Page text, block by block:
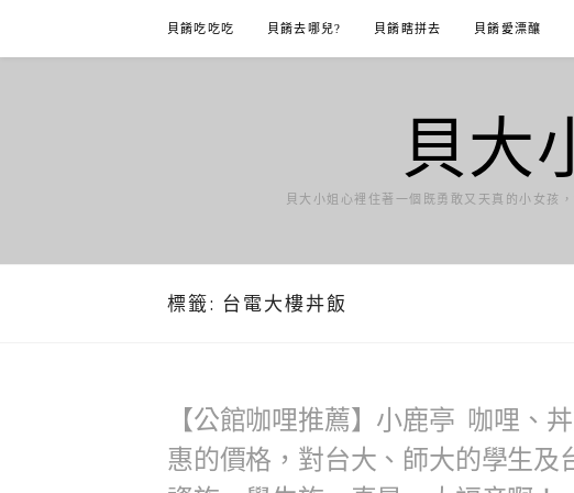
content
貝餚吃吃吃 貝餚去哪兒? 貝餚瞎拼去 貝餚愛漂釀
貝大
貝大小姐心裡住著一個既勇敢又天真的小女孩
標籤: 台電大樓丼飯
【公館咖哩推薦】小鹿亭 咖哩、
惠的價格，對台大、師大的學生